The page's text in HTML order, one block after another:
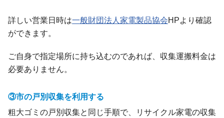
詳しい営業日時は一般財団法人家電製品協会HPより確認
ができます。
ご自身で指定場所に持ち込むのであれば、収集運搬料金は
必要ありません。
③市の戸別収集を利用する
粗大ゴミの戸別収集と同じ手順で、リサイクル家電の収集